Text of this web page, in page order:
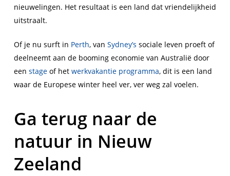
nieuwelingen. Het resultaat is een land dat vriendelijkheid
uitstraalt.
Of je nu surft in Perth, van Sydney’s sociale leven proeft of
deelneemt aan de booming economie van Australië door
een stageof het werkvakantie programma, dit is een land
waar de Europese winter heel ver, ver weg zal voelen.
Ga terug naar de
natuur in Nieuw
Zeeland